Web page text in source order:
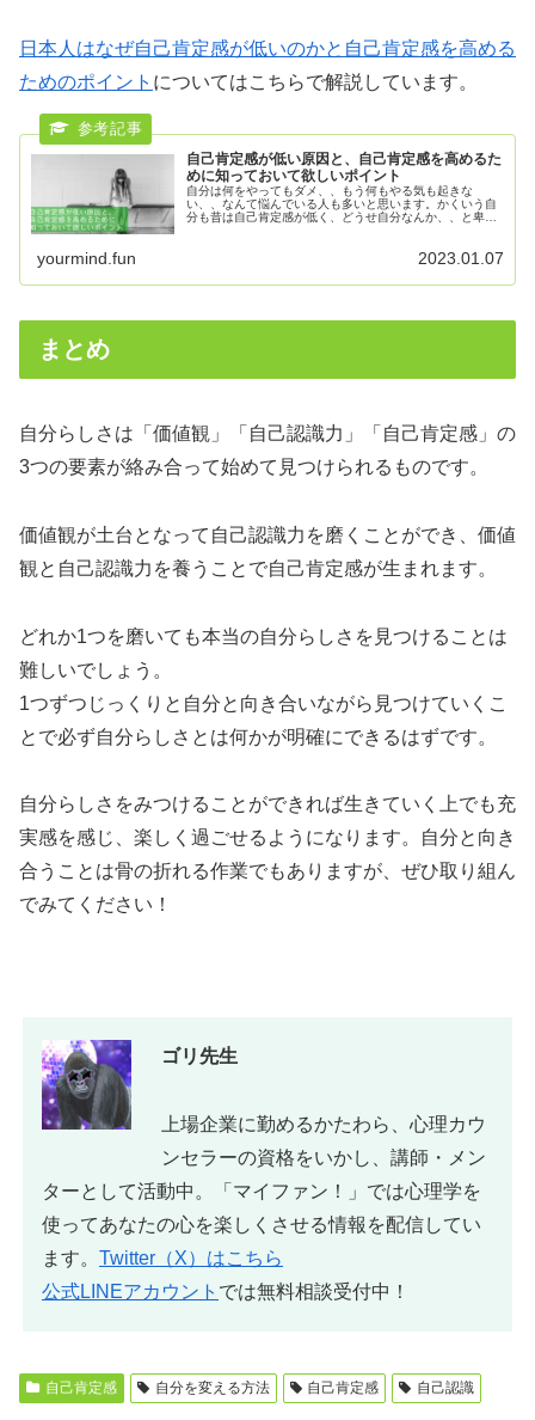
日本人はなぜ自己肯定感が低いのかと自己肯定感を高める
ためのポイント についてはこちらで解説しています。
自己肯定感が低い原因と、自己肯定感を高めるた
めに知っておいて欲しいポイント
自分は何をやってもダメ、、もう何もやる気も起きな
い、、なんて悩んでいる人も多いと思います。かくいう自
分も昔は自己肯定感が低く、どうせ自分なんか、、と卑屈
yourmind.fun 2023.01.07
まとめ
自分らしさは「価値観」「自己認識力」「自己肯定感」の
3つの要素が絡み合って始めて見つけられるものです。
価値観が土台となって自己認識力を磨くことができ、価値
観と自己認識力を養うことで自己肯定感が生まれます。
どれか1つを磨いても本当の自分らしさを見つけることは
難しいでしょう。
1つずつじっくりと自分と向き合いながら見つけていくこ
とで必ず自分らしさとは何かが明確にできるはずです。
自分らしさをみつけることができれば生きていく上でも充
実感を感じ、楽しく過ごせるようになります。自分と向き
合うことは骨の折れる作業でもありますが、ぜひ取り組ん
でみてください！
ゴリ先生
上場企業に勤めるかたわら、心理カウ
ンセラーの資格をいかし、講師・メン
ターとして活動中。「マイファン！」では心理学を
使ってあなたの心を楽しくさせる情報を配信してい
ます。 Twitter（X）はこちら
公式LINEアカウント では無料相談受付中！
自己肯定感 自分を変える方法 自己肯定感 自己認識